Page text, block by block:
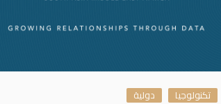
تكنولوجيا دولية